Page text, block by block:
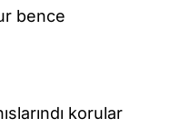
bence
korular